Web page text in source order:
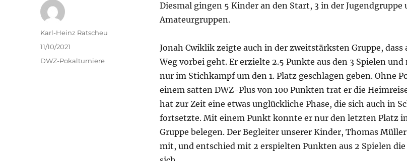
Diesmal gingen 5 Kinder an den Start, 3 in der Jugendgruppe
Amateurgruppen.
Jonah Cwiklik zeigte auch in der zweitstärksten Gruppe, dass
Weg vorbei geht. Er erzielte 2.5 Punkte aus den 3 Spielen und
nur im Stichkampf um den 1. Platz geschlagen geben. Ohne
einem satten DWZ-Plus von 100 Punkten trat er die
hat zur Zeit eine etwas unglückliche Phase, die sich auch in
fortsetzte. Mit einem Punkt konnte er nur den letzten Platz
Gruppe belegen. Der Begleiter unserer Kinder, Thomas
mit, und entschied mit 2 erspielten Punkten aus 2 Spielen
Autor
Karl-Heinz Ratscheu
Veröffentlicht
11/10/2021
Kategorien
DWZ-Pokalturniere